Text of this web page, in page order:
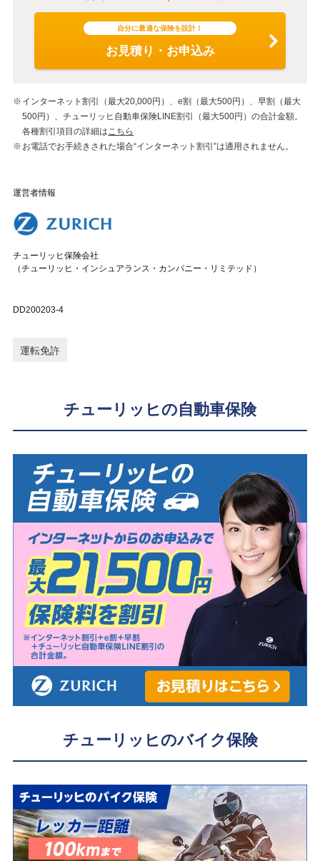
自分に最適な保険を設計！
お見積り・お申込み
インターネット割引（最大20,000円）、e割（最大500円）、早割（最大
500円）、チューリッヒ自動車保険LINE割引（最大500円）の合計金額。
各種割引項目の詳細は こちら
お電話でお手続きされた場合“インターネット割引”は適用されません。
運営者情報
チューリッヒ保険会社
（チューリッヒ・インシュアランス・カンパニー・リミテッド）
DD200203-4
運転免許
チューリッヒの自動車保険
チューリッヒのバイク保険